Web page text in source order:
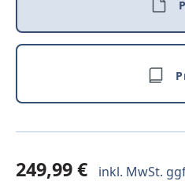
249,99 € inkl. MwSt.